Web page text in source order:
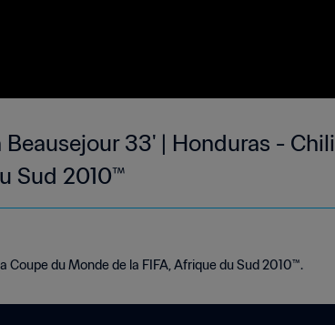
Beausejour 33' | Honduras -
Sud 2010™
Coupe du Monde de la FIFA, Afrique du Sud 2010™.